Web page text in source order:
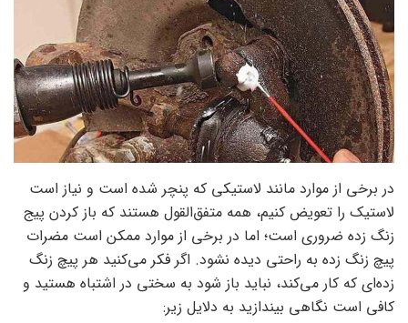
در برخی از موارد مانند لاستیکی که پنچر شده است و نیاز است
لاستیک را تعویض کنیم، همه متفق‌القول هستند که باز کردن پیج
زنگ زده ضروری است؛ اما در برخی از موارد ممکن است مضرات
پیچ زنگ زده به راحتی دیده نشود. اگر فکر می‌کنید هر پیچ زنگ
زده‌ای که کار می‌کند، نباید باز شود به سختی در اشتباه هستید و
کافی است نگاهی بیندازید به دلایل زیر: